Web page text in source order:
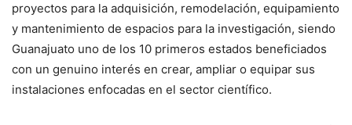
proyectos para la adquisición, remodelación, equipamiento
y mantenimiento de espacios para la investigación, siendo
Guanajuato uno de los 10 primeros estados beneficiados
con un genuino interés en crear, ampliar o equipar sus
instalaciones enfocadas en el sector científico.